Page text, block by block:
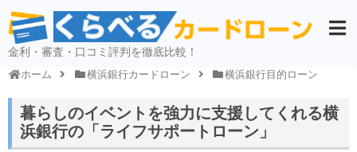
金利・審査・口コミ評判を徹底比較！
ホーム 横浜銀行カードローン 横浜銀行目的ローン
暮らしのイベントを強力に支援してくれる横
浜銀行の「ライフサポートローン」